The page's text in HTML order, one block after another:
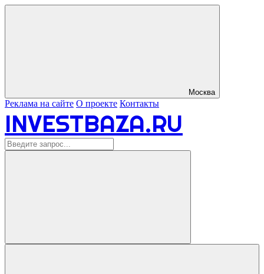
Москва
Реклама на сайте О проекте Контакты
INVESTBAZA.RU